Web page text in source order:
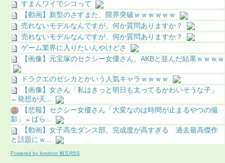
すまんワイでシコって
【動画】新型のさすまた、限界突破ｗｗｗｗｗｗ
売れないモデルなんですが、何か質問ありますか？
売れないモデルなんですが、何か質問ありますか？
ゲーム業界に入りたいんやけどさ
【画像】元宝塚のセクシー女優さん、AKBと並んだ結果ｗｗｗｗ
ドラクエのゼシカとかいう人気キャラｗｗｗｗ
【画像】女さん「私はきっと明日も太ってるかわいそうな子」
←発想が天...
【悲報】セクシー女優さん「大変なのは時間が止まるやつの撮
影」←ばら...
【動画】女子高生ダンス部、完成度が高すぎる 過去最高傑作
と話題にｗ...
Powered by livedoor 相互RSS